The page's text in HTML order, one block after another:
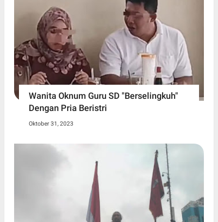
Wanita Oknum Guru SD "Berselingkuh"
Dengan Pria Beristri
Oktober 31, 2023